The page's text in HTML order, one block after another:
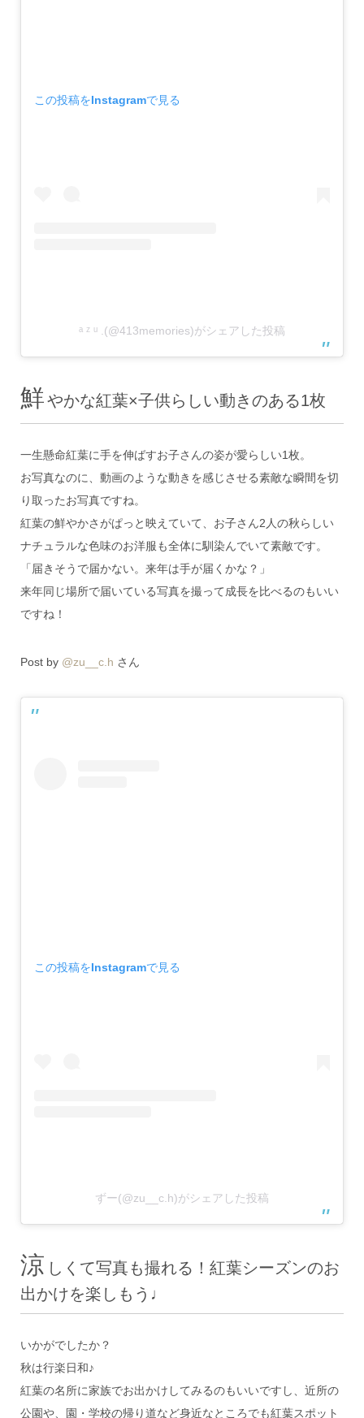
この投稿をInstagramで見る
ᵃ ᶻ ᵘ .(@413memories)がシェアした投稿
鮮やかな紅葉×子供らしい動きのある1枚
一生懸命紅葉に手を伸ばすお子さんの姿が愛らしい1枚。
お写真なのに、動画のような動きを感じさせる素敵な瞬間を切
り取ったお写真ですね。
紅葉の鮮やかさがぱっと映えていて、お子さん2人の秋らしい
ナチュラルな色味のお洋服も全体に馴染んでいて素敵です。
「届きそうで届かない。来年は手が届くかな？」
来年同じ場所で届いている写真を撮って成長を比べるのもいい
ですね！
Post by @zu__c.h さん
この投稿をInstagramで見る
ずー(@zu__c.h)がシェアした投稿
涼 しくて写真も撮れる！紅葉シーズンのお
出かけを楽しもう♩
いかがでしたか？
秋は行楽日和♪
紅葉の名所に家族でお出かけしてみるのもいいですし、近所の
公園や、園・学校の帰り道など身近なところでも紅葉スポット